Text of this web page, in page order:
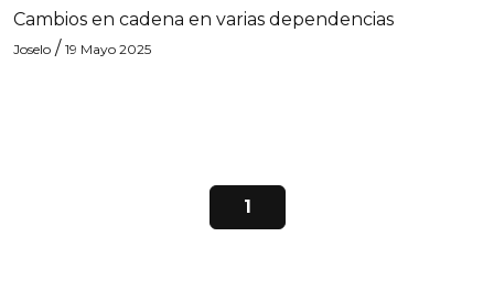
Cambios en cadena en varias dependencias
Joselo / 19 Mayo 2025
1